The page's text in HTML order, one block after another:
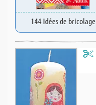
144 Idées de bricolage